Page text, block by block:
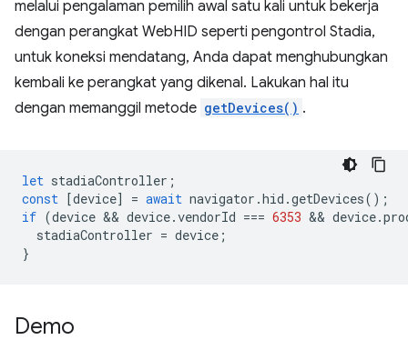
melalui pengalaman pemilih awal satu kali untuk bekerja
dengan perangkat WebHID seperti pengontrol Stadia,
untuk koneksi mendatang, Anda dapat menghubungkan
kembali ke perangkat yang dikenal. Lakukan hal itu
dengan memanggil metode getDevices() .
let stadiaController ;
const [device] = await navigator .hid .getDevices();
if (device && device.vendorId === 6353 && device.
stadiaController = device ;
}
Demo